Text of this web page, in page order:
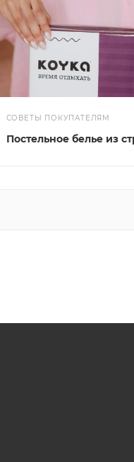
СОВЕТЫ ПОКУПАТЕЛЯМ
Постельное белье из